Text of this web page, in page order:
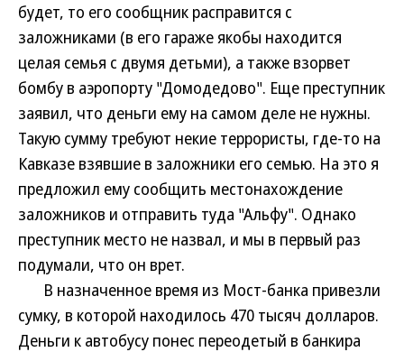
будет, то его сообщник расправится с
заложниками (в его гараже якобы находится
целая семья с двумя детьми), а также взорвет
бомбу в аэропорту "Домодедово". Еще преступник
заявил, что деньги ему на самом деле не нужны.
Такую сумму требуют некие террористы, где-то на
Кавказе взявшие в заложники его семью. На это я
предложил ему сообщить местонахождение
заложников и отправить туда "Альфу". Однако
преступник место не назвал, и мы в первый раз
подумали, что он врет.
В назначенное время из Мост-банка привезли
сумку, в которой находилось 470 тысяч долларов.
Деньги к автобусу понес переодетый в банкира